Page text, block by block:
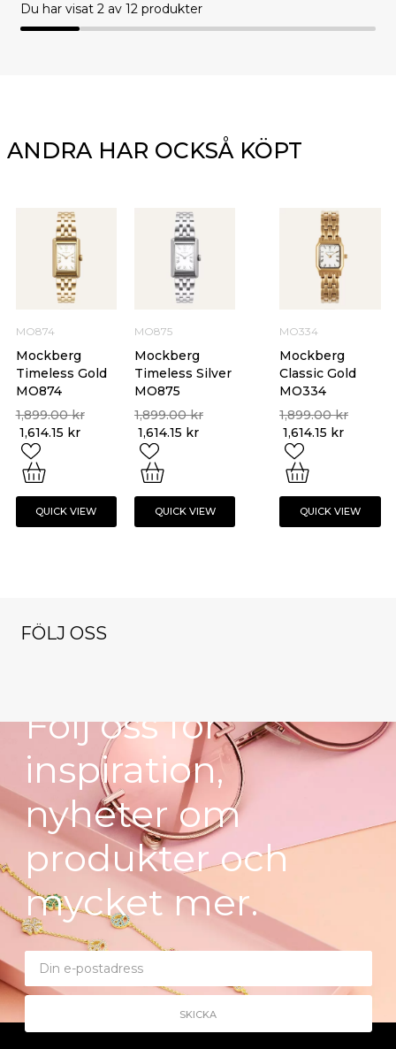
Du har visat 2av 12 produkter
ANDRA HAR OCKSÅ KÖPT
MO874
Mockberg
Timeless Gold
MO874
1,899.00kr
1,614.15 kr
QUICK VIEW
MO334
Mockberg
Classic Gold
MO334
1,899.00kr
1,614.15 kr
QUICK VIEW
MO875
Mockberg
Timeless Silver
MO875
1,899.00kr
1,614.15 kr
QUICK VIEW
FÖLJ OSS
Nov 16 Okt 27
Följ oss för
inspiration,
nyheter om
produkter och
mycket mer.